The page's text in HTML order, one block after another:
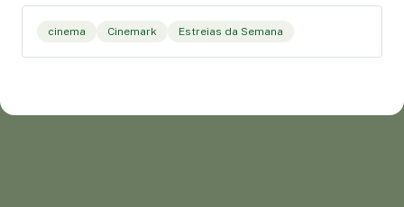
cinema Cinemark Estreias da Semana